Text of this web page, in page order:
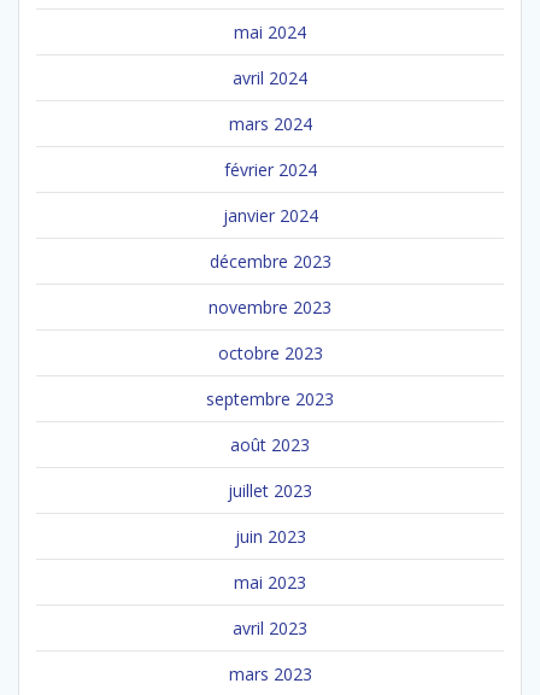
mai 2024
avril 2024
mars 2024
février 2024
janvier 2024
décembre 2023
novembre 2023
octobre 2023
septembre 2023
août 2023
juillet 2023
juin 2023
mai 2023
avril 2023
mars 2023